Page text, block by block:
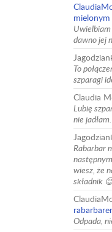
mielonym
dawno jej
To
szparagi
Claudia
Lubię
nie jadłam.
Rabarbar
wiesz, że
składnik
Odpada,